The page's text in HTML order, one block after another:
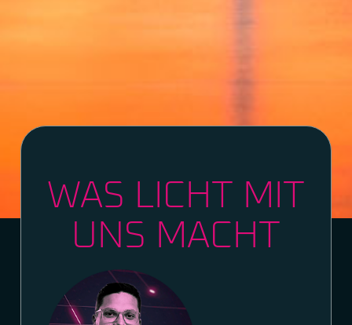
WAS LICHT MIT
UNS MACHT